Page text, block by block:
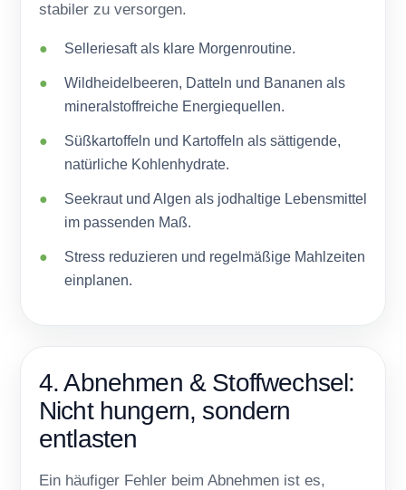
stabiler zu versorgen.
Selleriesaft als klare Morgenroutine.
Wildheidelbeeren, Datteln und Bananen als
mineralstoffreiche Energiequellen.
Süßkartoffeln und Kartoffeln als sättigende,
natürliche Kohlenhydrate.
Seekraut und Algen als jodhaltige Lebensmittel
im passenden Maß.
Stress reduzieren und regelmäßige Mahlzeiten
einplanen.
4. Abnehmen & Stoffwechsel:
Nicht hungern, sondern
entlasten
Ein häufiger Fehler beim Abnehmen ist es,